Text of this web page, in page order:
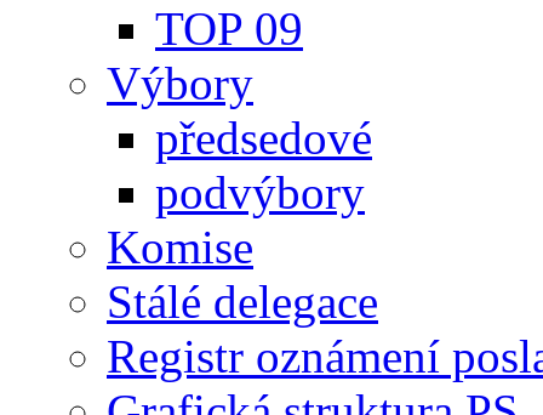
TOP 09
Výbory
předsedové
podvýbory
Komise
Stálé delegace
Registr oznámení